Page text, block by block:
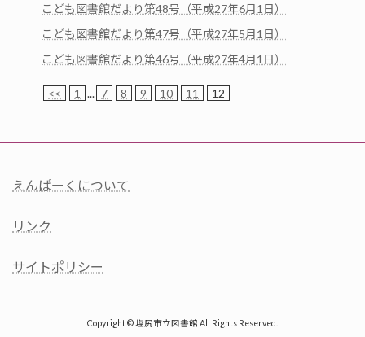
こども図書館だより第48号（平成27年6月1日）
こども図書館だより第47号（平成27年5月1日）
こども図書館だより第46号（平成27年4月1日）
<< 1 ... 7 8 9 10 11 12
えんぱーくについて
リンク
サイトポリシー
Copyright © 塩尻市立図書館 All Rights Reserved.